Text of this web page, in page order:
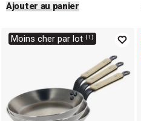
Ajouter au panier
Moins cher par lot ⁽¹⁾